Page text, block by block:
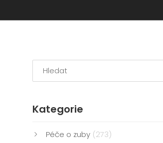
Kategorie
Péče o zuby (273)